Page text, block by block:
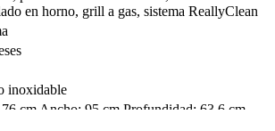
en horno, grill a gas, sistema ReallyClean
inoxidable
cm Ancho: 95 cm Profundidad: 63.6 cm